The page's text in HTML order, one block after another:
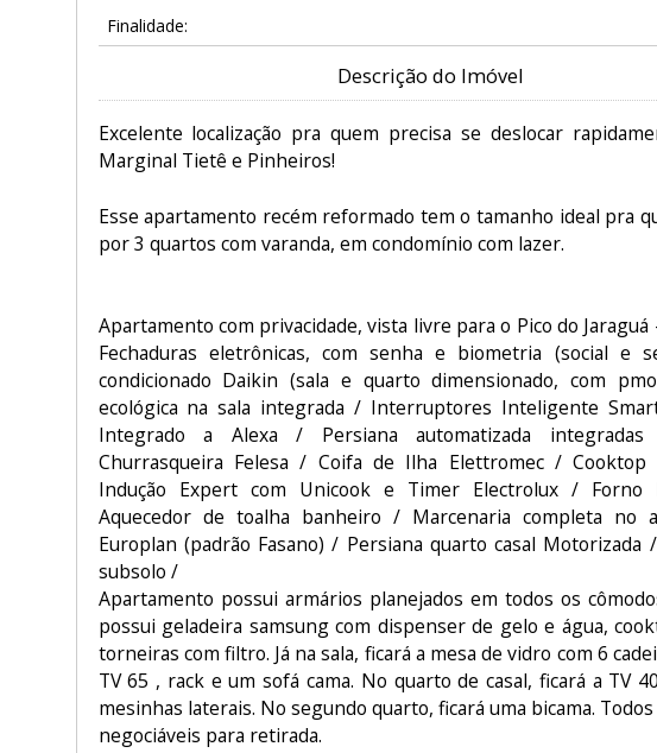
Finalidade:
Descrição do Imóvel
Excelente localização pra quem precisa se deslocar
Marginal Tietê e Pinheiros!
Esse apartamento recém reformado tem o tamanho ideal pra
por 3 quartos com varanda, em condomínio com lazer.
Apartamento com privacidade, vista livre para o Pico do Jaraguá
Fechaduras eletrônicas, com senha e biometria (social e
condicionado Daikin (sala e quarto dimensionado, com
ecológica na sala integrada / Interruptores Inteligente
Integrado a Alexa / Persiana automatizada
Churrasqueira Felesa / Coifa de Ilha Elettromec / Cooktop
Indução Expert com Unicook e Timer Electrolux / Forno
Aquecedor de toalha banheiro / Marcenaria completa no
Europlan (padrão Fasano) / Persiana quarto casal Motorizada
subsolo /
Apartamento possui armários planejados em todos os
possui geladeira samsung com dispenser de gelo e água,
torneiras com filtro. Já na sala, ficará a mesa de vidro com 6
TV 65 , rack e um sofá cama. No quarto de casal, ficará a TV
mesinhas laterais. No segundo quarto, ficará uma bicama.
negociáveis para retirada.